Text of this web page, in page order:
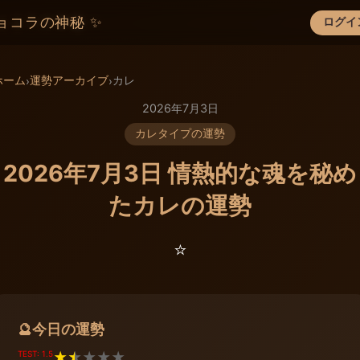
コラの神秘 ✨ ログイ
×
ーム›運勢アーカイブ›カレ
2026年7月3日
カレタイプの運勢
2026年7月3日 情熱的な魂を秘め
たカレの運勢
⭐️
🔮今日の運勢
TEST: 1.5